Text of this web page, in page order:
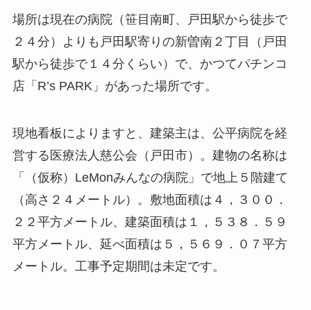
場所は現在の病院（笹目南町、戸田駅から徒歩で
２４分）よりも戸田駅寄りの新曽南２丁目（戸田
駅から徒歩で１４分くらい）で、かつてパチンコ
店「R’s PARK」があった場所です。
現地看板によりますと、建築主は、公平病院を経
営する医療法人慈公会（戸田市）。建物の名称は
「（仮称）LeMonみんなの病院」で地上５階建て
（高さ２４メートル）。敷地面積は４，３００．
２２平方メートル、建築面積は１，５３８．５９
平方メートル、延べ面積は５，５６９．０７平方
メートル。工事予定期間は未定です。